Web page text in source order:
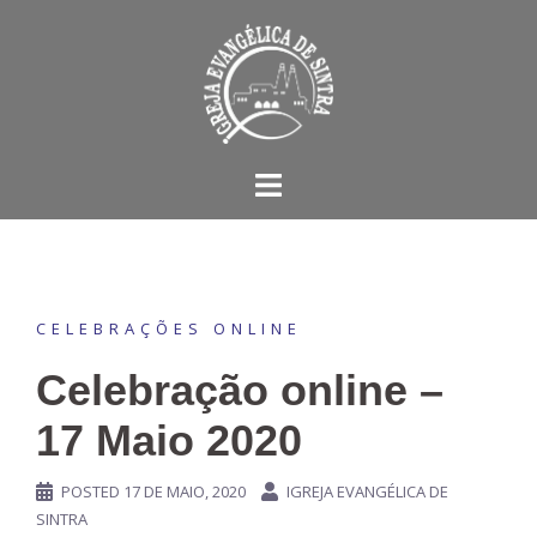
CELEBRAÇÕES ONLINE
Celebração online –
17 Maio 2020
POSTED 17 DE MAIO, 2020
IGREJA EVANGÉLICA DE
SINTRA